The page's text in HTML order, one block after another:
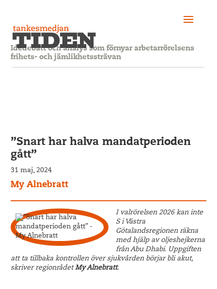
Idédebatt och analys som förnyar arbetarrörelsens
frihets- och jämlikhetssträvan
”Snart har halva mandatperioden
gått”
31 maj, 2024
My Alnebratt
I valrörelsen 2026 kan inte
S i Västra
Götalandsregionen räkna
med hjälp av oljeshejkerna
från Abu Dhabi. Uppgiften
att ta tillbaka kontrollen över sjukvården börjar bli akut,
skriver regionrådetMy Alnebratt.